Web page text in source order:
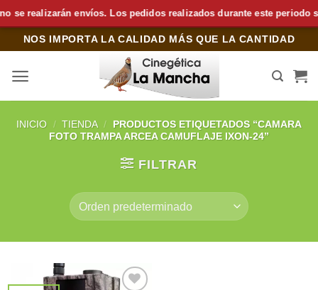
se realizarán envíos. Los pedidos realizados durante este periodo
Saltar
contenido
NOS IMPORTA LA CALIDAD MÁS QUE LA CANTIDAD
INICIO / TIENDA /
PRODUCTOS ETIQUETADOS “CAMARA
FOTO TRAMPA ARCEA CAMUFLAJE IXON-24”
FILTRAR